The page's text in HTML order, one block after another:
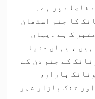
کا جنم استھان
ک ہے ۔یہاں
، یہاں دنیا
کے جنم دن کے
بازار،
تنگ بازار شہر